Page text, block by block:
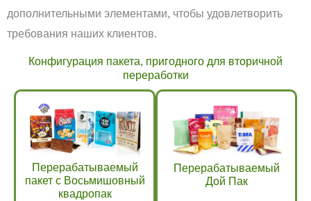
дополнительными элементами, чтобы удовлетворить
требования наших клиентов.
Конфигурация пакета, пригодного для вторичной
переработки
Перерабатываемый
пакет с Восьмишовный
квадропак
Перерабатываемый
Дой Пак